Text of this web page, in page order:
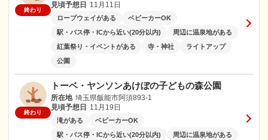
終わり
見頃予想日
11月11日
ロープウェイがある
ベビーカーOK
駅・バス停・ICから近い(20分以内)
周辺に温泉地がある
紅葉祭り・イベントがある
寺・神社
ライトアップ
公園
終わり
トーベ・ヤンソンあけぼの子どもの森公園
所在地 埼玉県飯能市阿須893-1
見頃予想日
11月19日
滝がある
ベビーカーOK
駅・バス停・ICから近い(20分以内)
周辺に温泉地がある